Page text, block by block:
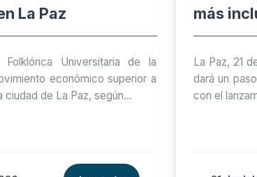
La Paz
Universitaria de la
económico superior a
ciudad de La Paz, según...
más
La Paz, 21
dará un
con el